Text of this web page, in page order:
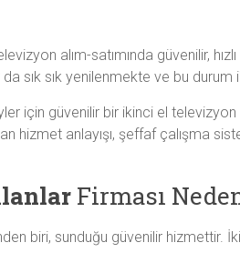
alım-satımında güvenilir,
sık sık yenilenmekte ve bu
için güvenilir bir ikinci el
hizmet anlayışı, şeffaf çalışma
Firması
biri, sunduğu güvenilir hizmettir.